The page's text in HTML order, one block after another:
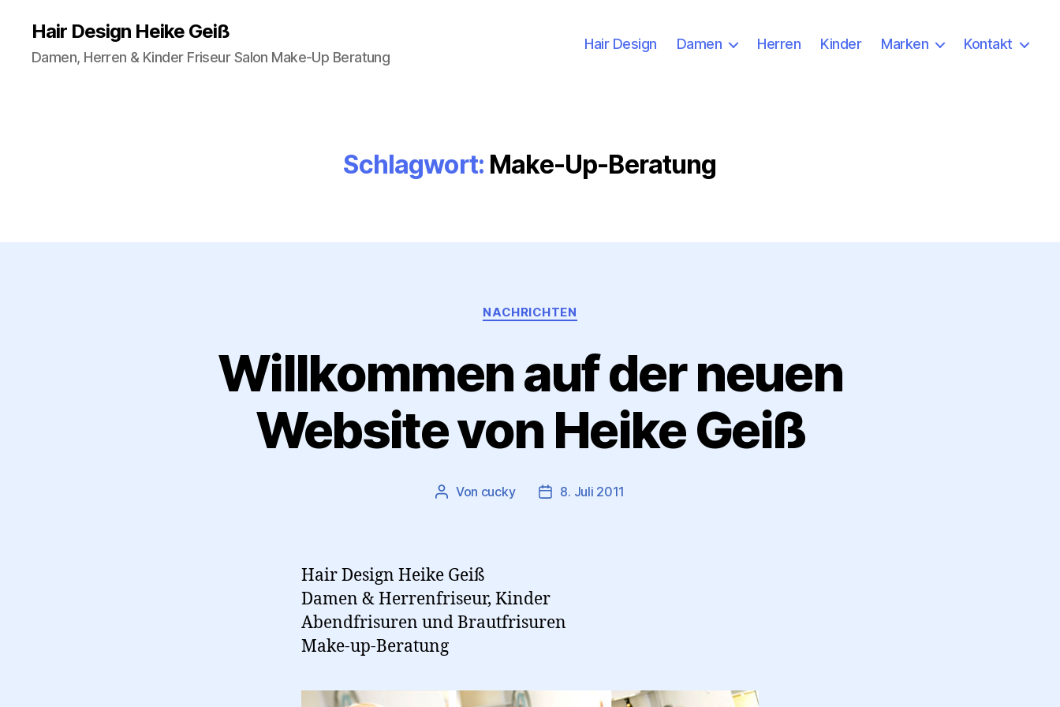
Hair Design Heike Geiß
Damen, Herren & Kinder Friseur Salon Make-Up Beratung
Hair Design Damen Herren Kinder Marken Kontakt
Schlagwort: Make-Up-Beratung
Kategorien
NACHRICHTEN
Willkommen auf der neuen
Website von Heike Geiß
Beitragsautor
Von cucky Beitragsdatum
8. Juli 2011
Hair Design Heike Geiß
Damen & Herrenfriseur, Kinder
Abendfrisuren und Brautfrisuren
Make-up-Beratung